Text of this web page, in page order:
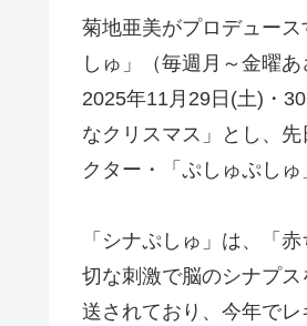
菊地亜美がプロデュー
しゅ」（毎週月～金曜
2025年11月29日(土)・
なクリスマス」とし、
クター・「ぷしゅぷし
「シナぷしゅ」は、「
切な刺激で脳のシナプ
送されており、今年でレ